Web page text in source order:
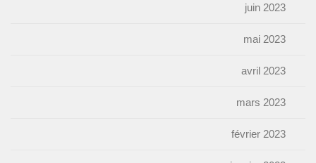
juin 2023
mai 2023
avril 2023
mars 2023
février 2023